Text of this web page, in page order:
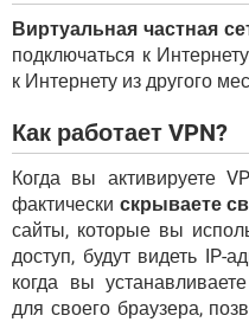
Виртуальная частная
подключаться к
к Интернету из другого
Как работает VPN?
Когда вы активируете
фактически скрываете
сайты, которые вы
доступ, будут видеть IP-
когда вы
для своего браузера,